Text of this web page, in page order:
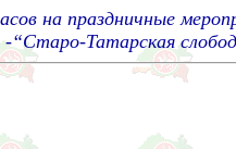
на праздничные
Татарская